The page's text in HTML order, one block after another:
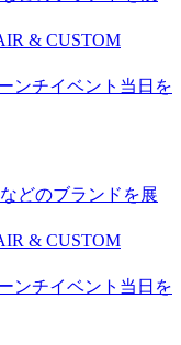
& CUSTOM
ンチイベント当日を
どのブランドを展
& CUSTOM
ンチイベント当日を